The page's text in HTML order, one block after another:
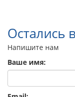
Остались
Напишите нам
Ваше имя: